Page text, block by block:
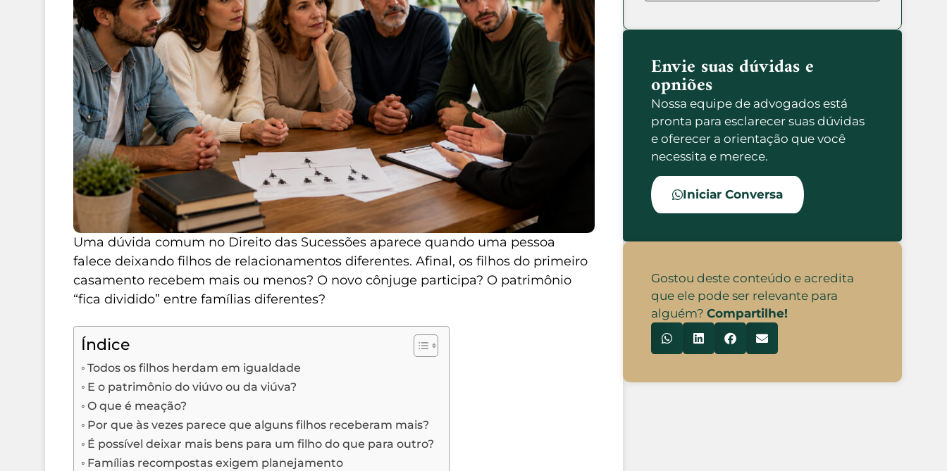
Uma dúvida comum no Direito das Sucessões aparece quando uma pessoa
falece deixando filhos de relacionamentos diferentes. Afinal, os filhos do primeiro
casamento recebem mais ou menos? O novo cônjuge participa? O patrimônio
“fica dividido” entre famílias diferentes?
Índice
Todos os filhos herdam em igualdade
E o patrimônio do viúvo ou da viúva?
O que é meação?
Por que às vezes parece que alguns filhos receberam mais?
É possível deixar mais bens para um filho do que para outro?
Famílias recompostas exigem planejamento
Envie suas dúvidas e
opniões
Nossa equipe de advogados está
pronta para esclarecer suas dúvidas
e oferecer a orientação que você
necessita e merece.
Iniciar Conversa
Gostou deste conteúdo e acredita
que ele pode ser relevante para
alguém? Compartilhe!